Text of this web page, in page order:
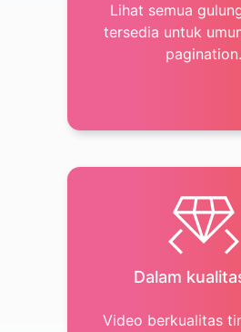
Lihat semua
tersedia untuk
pagination.
Dalam
Video berkualitas